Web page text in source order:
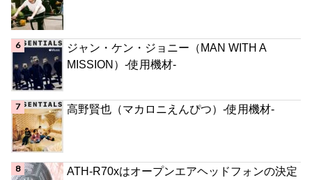
ジャン・ケン・ジョニー（MAN WITH A
MISSION）-使用機材-
高野賢也（マカロニえんぴつ）-使用機材-
ATH-R70xはオープンエアヘッドフォンの決定